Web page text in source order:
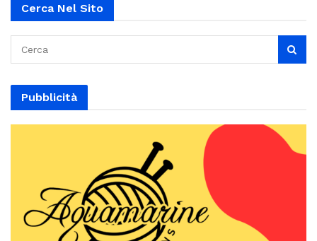
Cerca Nel Sito
Pubblicità